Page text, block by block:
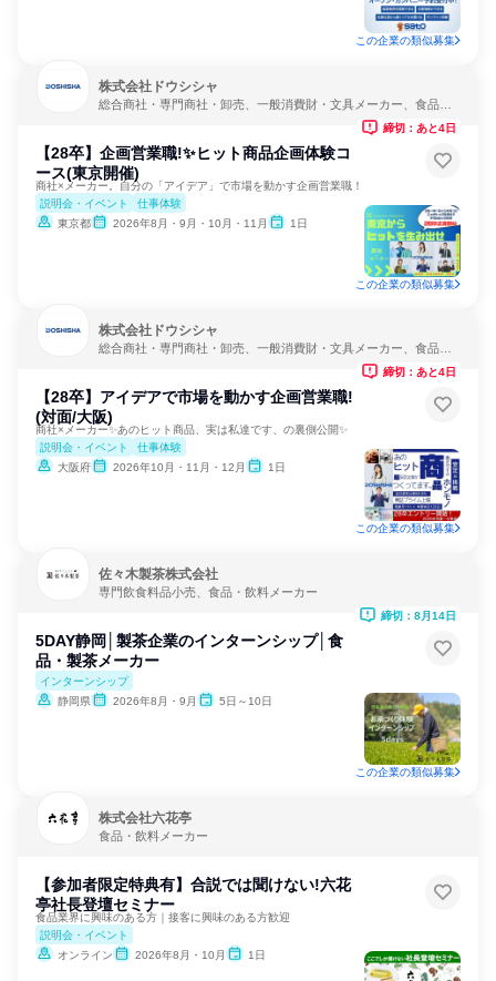
この企業の類似募集
株式会社ドウシシャ
総合商社・専門商社・卸売、一般消費財・文具メーカー、食品・
【28卒】企画営業職!✨ヒット商品企画体験コ
ース(東京開催)
商社×メーカー。自分の「アイデア」で市場を動かす企画営業職！
説明会・イベント
仕事体験
東京都
2026年8月・9月・10月・11月 1日
締切：あと4日
この企業の類似募集
株式会社ドウシシャ
総合商社・専門商社・卸売、一般消費財・文具メーカー、食品・
【28卒】アイデアで市場を動かす企画営業職!
(対面/大阪)
商社×メーカー✨あのヒット商品、実は私達です、の裏側公開✨
説明会・イベント
仕事体験
大阪府
2026年10月・11月・12月 1日
締切：あと4日
この企業の類似募集
佐々木製茶株式会社
専門飲食料品小売、食品・飲料メーカー
5DAY静岡│製茶企業のインターンシップ│食
品・製茶メーカー
インターンシップ
静岡県
2026年8月・9月 5日～10日
締切：8月14日
この企業の類似募集
株式会社六花亭
食品・飲料メーカー
【参加者限定特典有】合説では聞けない!六花
亭社長登壇セミナー
食品業界に興味のある方｜接客に興味のある方歓迎
説明会・イベント
オンライン
2026年8月・10月 1日